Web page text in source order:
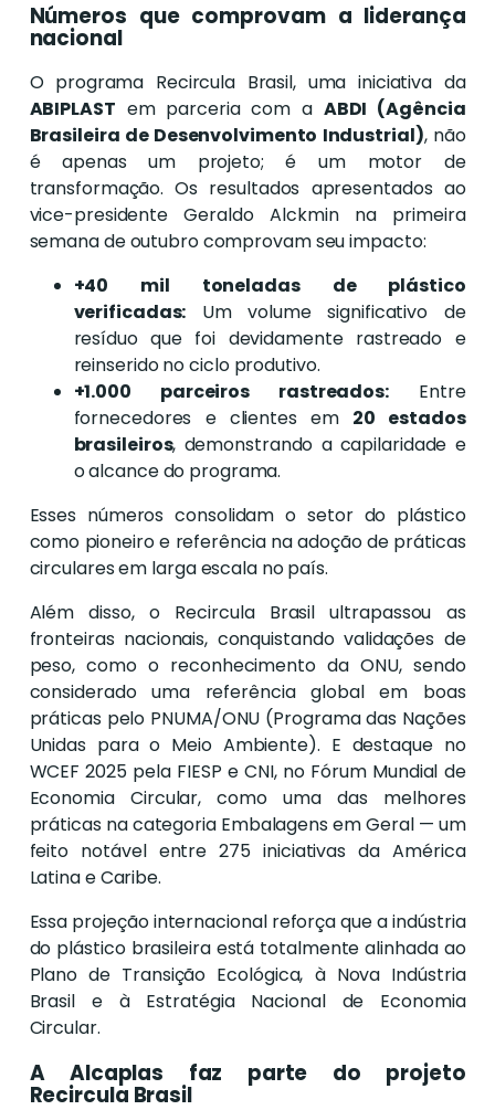
Números que comprovam a liderança
nacional
O programa Recircula Brasil, uma iniciativa da
ABIPLAST em parceria com a ABDI (Agência
Brasileira de Desenvolvimento Industrial), não
é apenas um projeto; é um motor de
transformação. Os resultados apresentados ao
vice-presidente Geraldo Alckmin na primeira
semana de outubro comprovam seu impacto:
+40 mil toneladas de plástico
verificadas: Um volume significativo de
resíduo que foi devidamente rastreado e
reinserido no ciclo produtivo.
+1.000 parceiros rastreados:Entre
fornecedores e clientes em 20 estados
brasileiros, demonstrando a capilaridade e
o alcance do programa.
Esses números consolidam o setor do plástico
como pioneiro e referência na adoção de práticas
circulares em larga escala no país.
Além disso, o Recircula Brasil ultrapassou as
fronteiras nacionais, conquistando validações de
peso, como o reconhecimento da ONU, sendo
considerado uma referência global em boas
práticas pelo PNUMA/ONU (Programa das Nações
Unidas para o Meio Ambiente). E destaque no
WCEF 2025 pela FIESP e CNI, no Fórum Mundial de
Economia Circular, como uma das melhores
práticas na categoria Embalagens em Geral — um
feito notável entre 275 iniciativas da América
Latina e Caribe.
Essa projeção internacional reforça que a indústria
do plástico brasileira está totalmente alinhada ao
Plano de Transição Ecológica, à Nova Indústria
Brasil e à Estratégia Nacional de Economia
Circular.
A Alcaplas faz parte do projeto
Recircula Brasil